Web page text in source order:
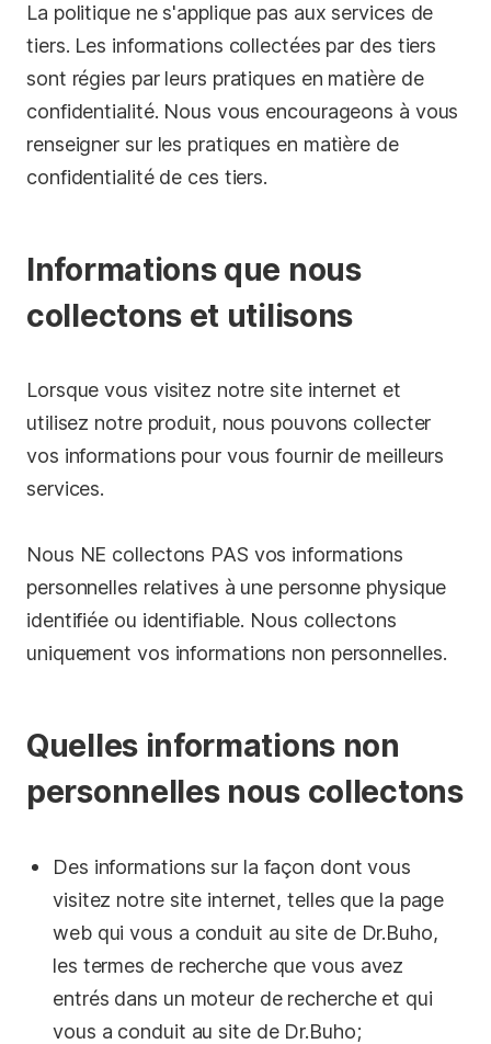
La politique ne s'applique pas aux services de
tiers. Les informations collectées par des tiers
sont régies par leurs pratiques en matière de
confidentialité. Nous vous encourageons à vous
renseigner sur les pratiques en matière de
confidentialité de ces tiers.
Informations que nous
collectons et utilisons
Lorsque vous visitez notre site internet et
utilisez notre produit, nous pouvons collecter
vos informations pour vous fournir de meilleurs
services.
Nous NE collectons PAS vos informations
personnelles relatives à une personne physique
identifiée ou identifiable. Nous collectons
uniquement vos informations non personnelles.
Quelles informations non
personnelles nous collectons
Des informations sur la façon dont vous
visitez notre site internet, telles que la page
web qui vous a conduit au site de Dr.Buho,
les termes de recherche que vous avez
entrés dans un moteur de recherche et qui
vous a conduit au site de Dr.Buho;